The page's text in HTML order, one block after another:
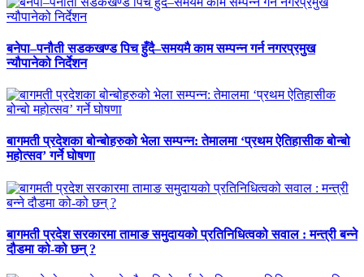
बनेपा–पनौती सडकखण्ड पिच हुँदै–समयमै काम सम्पन्न गर्न नगरप्रमुख
न्यौपानेको निर्देशन
बागमती प्रदेशका बोन्बोहरुको भेला सम्पन्न: तेमालमा ‘प्रथम ऐतिहासीक बोन्बो
महोत्सव’ गर्ने घोषणा
बागमती प्रदेश सरकारमा तामाङ समुदायको प्रतिनिधित्वको सवाल : मन्त्री बन्ने
दौडमा को‐को छन् ?